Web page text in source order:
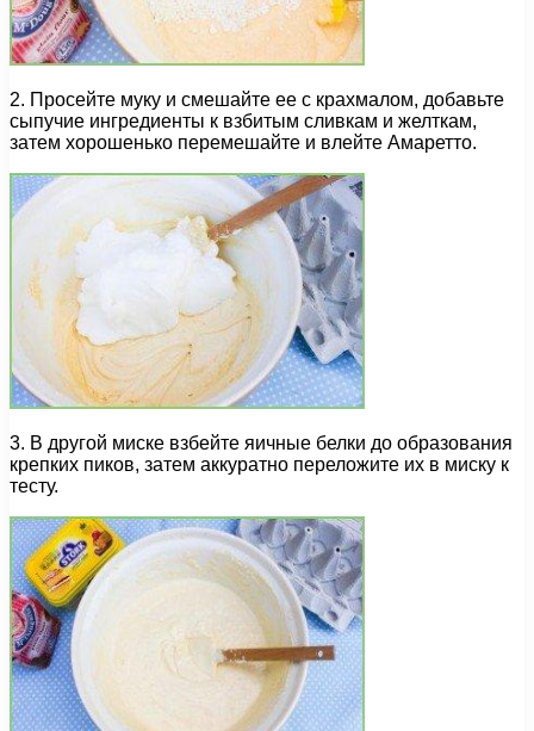
2. Просейте муку и смешайте ее с крахмалом, добавьте
сыпучие ингредиенты к взбитым сливкам и желткам,
затем хорошенько перемешайте и влейте Амаретто.
3. В другой миске взбейте яичные белки до образования
крепких пиков, затем аккуратно переложите их в миску к
тесту.